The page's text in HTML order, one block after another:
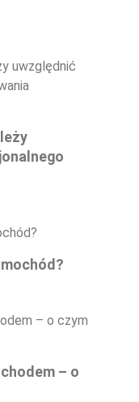
– o